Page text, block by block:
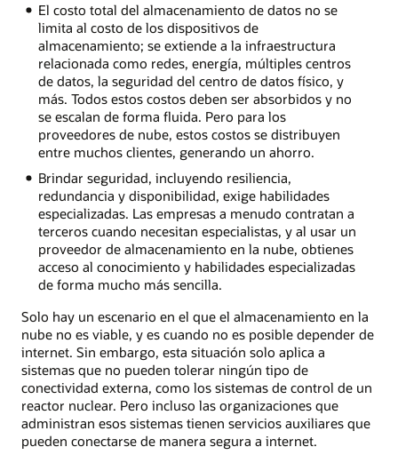
El costo total del almacenamiento de datos no se
limita al costo de los dispositivos de
almacenamiento; se extiende a la infraestructura
relacionada como redes, energía, múltiples centros
de datos, la seguridad del centro de datos físico, y
más. Todos estos costos deben ser absorbidos y no
se escalan de forma fluida. Pero para los
proveedores de nube, estos costos se distribuyen
entre muchos clientes, generando un ahorro.
Brindar seguridad, incluyendo resiliencia,
redundancia y disponibilidad, exige habilidades
especializadas. Las empresas a menudo contratan a
terceros cuando necesitan especialistas, y al usar un
proveedor de almacenamiento en la nube, obtienes
acceso al conocimiento y habilidades especializadas
de forma mucho más sencilla.
Solo hay un escenario en el que el almacenamiento en la
nube no es viable, y es cuando no es posible depender de
internet. Sin embargo, esta situación solo aplica a
sistemas que no pueden tolerar ningún tipo de
conectividad externa, como los sistemas de control de un
reactor nuclear. Pero incluso las organizaciones que
administran esos sistemas tienen servicios auxiliares que
pueden conectarse de manera segura a internet.